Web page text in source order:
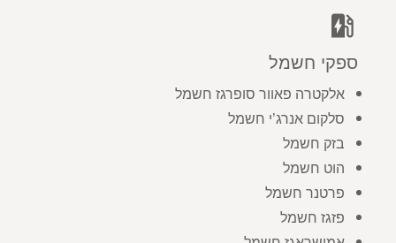
ev_station
ספקי חשמל
אלקטרה פאוור סופרגז חשמל
סלקום אנרג’י חשמל
בזק חשמל
הוט חשמל
פרטנר חשמל
פזגז חשמל